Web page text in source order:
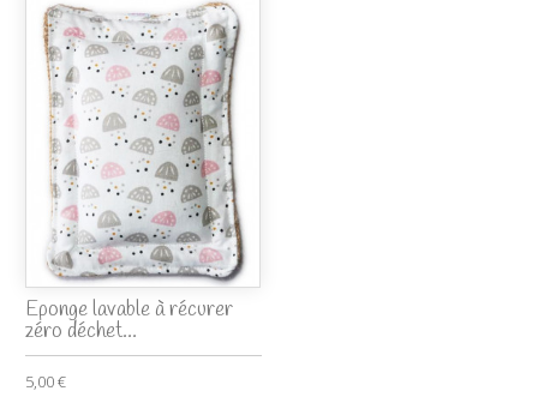
Eponge lavable à récurer
zéro déchet...
5,00 €